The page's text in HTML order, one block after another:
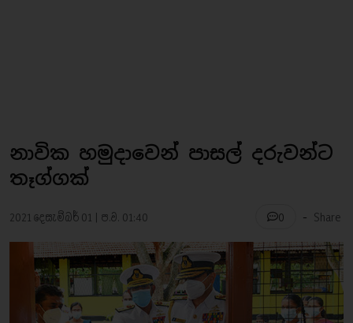
නාවික හමුදාවෙන් පාසල් දරුවන්ට
තෑග්ගක්
2021 දෙසැම්බර් 01 | ප.ව. 01:40 0 - Share